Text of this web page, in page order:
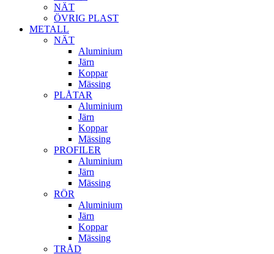
NÄT
ÖVRIG PLAST
METALL
NÄT
Aluminium
Järn
Koppar
Mässing
PLÅTAR
Aluminium
Järn
Koppar
Mässing
PROFILER
Aluminium
Järn
Mässing
RÖR
Aluminium
Järn
Koppar
Mässing
TRÅD